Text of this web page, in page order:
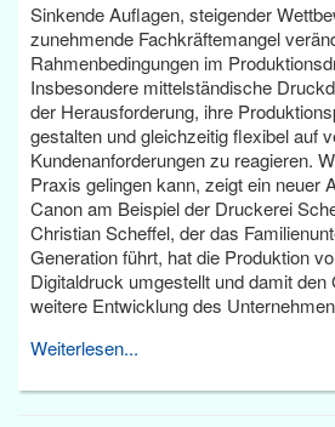
Sinkende Auflagen, steigender
zunehmende Fachkräftemangel
Rahmenbedingungen im
Insbesondere mittelständische
der Herausforderung, ihre
gestalten und gleichzeitig flexibel auf
Kundenanforderungen zu reagieren.
Praxis gelingen kann, zeigt ein neuer
Canon am Beispiel der Druckerei
Christian Scheffel, der das
Generation führt, hat die Produktion
Digitaldruck umgestellt und damit den
weitere Entwicklung des
Weiterlesen...